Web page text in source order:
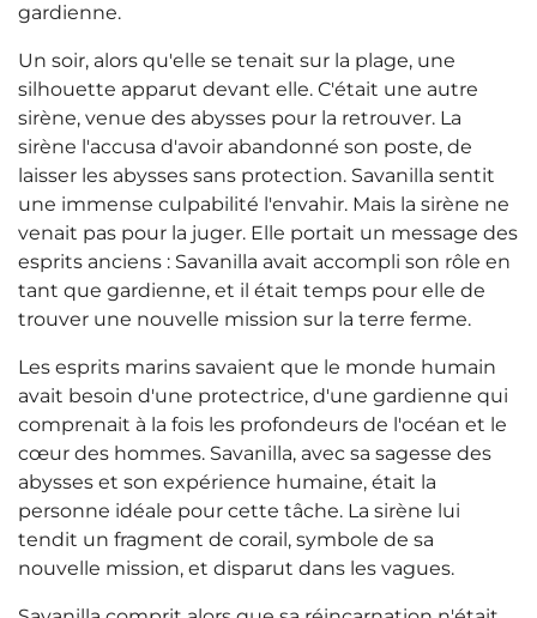
gardienne.
Un soir, alors qu'elle se tenait sur la plage, une
silhouette apparut devant elle. C'était une autre
sirène, venue des abysses pour la retrouver. La
sirène l'accusa d'avoir abandonné son poste, de
laisser les abysses sans protection. Savanilla sentit
une immense culpabilité l'envahir. Mais la sirène ne
venait pas pour la juger. Elle portait un message des
esprits anciens : Savanilla avait accompli son rôle en
tant que gardienne, et il était temps pour elle de
trouver une nouvelle mission sur la terre ferme.
Les esprits marins savaient que le monde humain
avait besoin d'une protectrice, d'une gardienne qui
comprenait à la fois les profondeurs de l'océan et le
cœur des hommes. Savanilla, avec sa sagesse des
abysses et son expérience humaine, était la
personne idéale pour cette tâche. La sirène lui
tendit un fragment de corail, symbole de sa
nouvelle mission, et disparut dans les vagues.